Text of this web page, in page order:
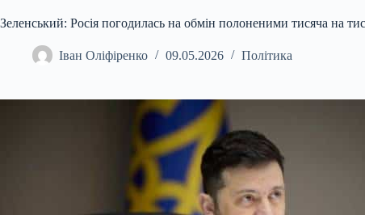
Зеленський: Росія погодилась на обмін полоненими тисяча на
Іван Оліфіренко 09.05.2026 Політика